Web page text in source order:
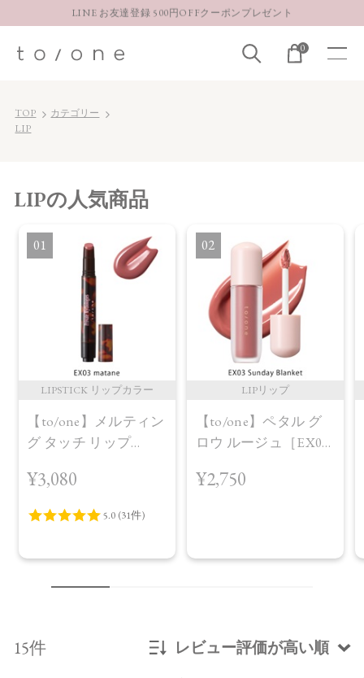
LINE お友達登録 500円OFFクーポンプレゼント
お得な定期購入コースはこちら
0
TOP
カテゴリー
LIP
LIPの人気商品
1
LIPSTICK リップカラー
【to/one】メルティン
グ タッチ リップ
定品＞EX03 matane
¥3,080
2
LIPリップ
【to/one】ペタル グ
ロウ ルージュ［EX01
Collection＞EX03
¥2,750
15件 レビュー評価が高い順